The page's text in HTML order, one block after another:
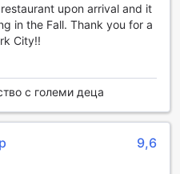
на Royalton Park Avenue
и удобство.
гарантира приятна
както и на просторен
ви предоставя
кърпи и
които създават
upon arrival and it
in the Fall. Thank you for a
City!!
с големи деца
9,6